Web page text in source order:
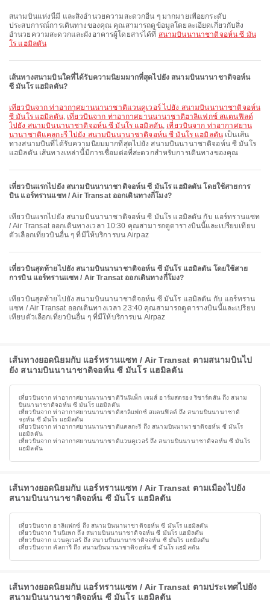
สนามบินแห่งนี้มี และสิ่งอำนวยความสะดวกอื่น ๆ มากมายเพื่อยกระดับ
ประสบการณ์การเดินทางของคุณ คุณสามารถดูข้อมูลโดยละเอียดเกี่ยวกับสิ่ง
อำนวยความสะดวกและผังอาคารผู้โดยสารได้ที่ สนามบินนานาชาติจอห์น ซี มัน
โร แฮมิลตัน
เส้นทางสนามบินใดที่ได้รับความนิยมมากที่สุดไปยัง สนามบินนานาชาติจอห์น
ซี มันโร แฮมิลตัน?
เที่ยวบินจาก ท่าอากาศยานนานาชาติแวนคูเวอร์ ไปยัง สนามบินนานาชาติจอห์น
ซี มันโร แฮมิลตัน, เที่ยวบินจาก ท่าอากาศยานนานาชาติฮาลิแฟกซ์ สแตนฟิลด์
ไปยัง สนามบินนานาชาติจอห์น ซี มันโร แฮมิลตัน, เที่ยวบินจาก ท่าอากาศยาน
นานาชาติแคลกะรี ไปยัง สนามบินนานาชาติจอห์น ซี มันโร แฮมิลตัน เป็นเส้น
ทางสนามบินที่ได้รับความนิยมมากที่สุดไปยัง สนามบินนานาชาติจอห์น ซี มันโร
แฮมิลตัน เส้นทางเหล่านี้มีการเชื่อมต่อที่สะดวกสำหรับการเดินทางของคุณ
เที่ยวบินแรกไปยัง สนามบินนานาชาติจอห์น ซี มันโร แฮมิลตัน โดยใช้สายการ
บิน แอร์ทรานแซท / Air Transat ออกเดินทางกี่โมง?
เที่ยวบินแรกไปยัง สนามบินนานาชาติจอห์น ซี มันโร แฮมิลตัน กับ แอร์ทรานแซท
/ Air Transat ออกเดินทางเวลา 10:30 คุณสามารถดูตารางบินนี้และเปรียบเทียบ
ตัวเลือกเที่ยวบินอื่น ๆ ที่มีให้บริการบน Airpaz
เที่ยวบินสุดท้ายไปยัง สนามบินนานาชาติจอห์น ซี มันโร แฮมิลตัน โดยใช้สาย
การบิน แอร์ทรานแซท / Air Transat ออกเดินทางกี่โมง?
เที่ยวบินสุดท้ายไปยัง สนามบินนานาชาติจอห์น ซี มันโร แฮมิลตัน กับ แอร์ทราน
แซท / Air Transat ออกเดินทางเวลา 23:40 คุณสามารถดูตารางบินนี้และเปรียบ
เทียบตัวเลือกเที่ยวบินอื่น ๆ ที่มีให้บริการบน Airpaz
เส้นทางยอดนิยมกับ แอร์ทรานแซท / Air Transat ตามสนามบินไป
ยัง สนามบินนานาชาติจอห์น ซี มันโร แฮมิลตัน
เที่ยวบินจาก ท่าอากาศยานนานาชาติวินนิเพ็ก เจมส์ อาร์มสตรอง ริชาร์ดสัน ถึง สนาม
บินนานาชาติจอห์น ซี มันโร แฮมิลตัน
เที่ยวบินจาก ท่าอากาศยานนานาชาติฮาลิแฟกซ์ สแตนฟิลด์ ถึง สนามบินนานาชาติ
จอห์น ซี มันโร แฮมิลตัน
เที่ยวบินจาก ท่าอากาศยานนานาชาติแคลกะรี ถึง สนามบินนานาชาติจอห์น ซี มันโร
แฮมิลตัน
เที่ยวบินจาก ท่าอากาศยานนานาชาติแวนคูเวอร์ ถึง สนามบินนานาชาติจอห์น ซี มันโร
แฮมิลตัน
เส้นทางยอดนิยมกับ แอร์ทรานแซท / Air Transat ตามเมืองไปยัง
สนามบินนานาชาติจอห์น ซี มันโร แฮมิลตัน
เที่ยวบินจาก ฮาลิแฟกซ์ ถึง สนามบินนานาชาติจอห์น ซี มันโร แฮมิลตัน
เที่ยวบินจาก วินนิเพก ถึง สนามบินนานาชาติจอห์น ซี มันโร แฮมิลตัน
เที่ยวบินจาก แวนคูเวอร์ ถึง สนามบินนานาชาติจอห์น ซี มันโร แฮมิลตัน
เที่ยวบินจาก คัลการี ถึง สนามบินนานาชาติจอห์น ซี มันโร แฮมิลตัน
เส้นทางยอดนิยมกับ แอร์ทรานแซท / Air Transat ตามประเทศไปยัง
สนามบินนานาชาติจอห์น ซี มันโร แฮมิลตัน